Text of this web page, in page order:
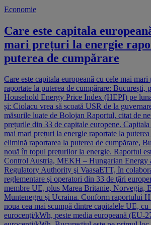
Economie
Care este capitala
mari prețuri la energie
puterea de cumpărare
Care este capitala europeană cu cele mai
raportate la puterea de cumpărare: București,
Household Energy Price Index (HEPI) pe
și: Ciolacu vrea să scoată USR de la
măsurile luate de Bolojan Raportul, citat de
prețurile din 33 de capitale europene.
mai mari prețuri la energie raportate la
elimină raportarea la puterea de cumpărare,
nouă în topul prețurilor la energie. Raportul
Control Austria, MEKH – Hungarian Energy
Regulatory Authority şi VaasaETT, în
reglementare şi operatori din 33 de ţări
membre UE, plus Marea Britanie, Norvegia,
Muntenegru şi Ucraina. Conform raportului
noua cea mai scumpă dintre capitalele UE, cu
eurocenţi/kWh, peste media europeană (EU-